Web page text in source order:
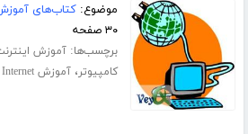
موضوع:کتاب‌های آموزش
۳۰ صفحه
برچسب‌ها:آموزش
کامپیوتر،آموزش Internet